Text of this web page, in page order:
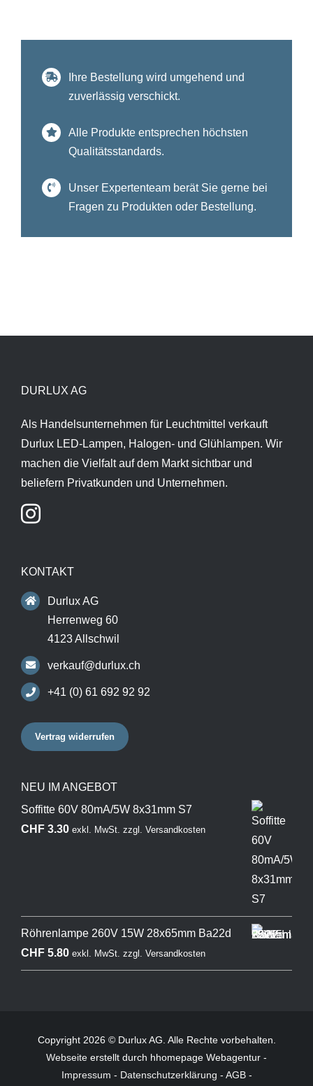
Ihre Bestellung wird umgehend und
zuverlässig verschickt.
Alle Produkte entsprechen höchsten
Qualitätsstandards.
Unser Expertenteam berät Sie gerne bei
Fragen zu Produkten oder Bestellung.
DURLUX AG
Als Handelsunternehmen für Leuchtmittel verkauft
Durlux LED-Lampen, Halogen- und Glühlampen. Wir
machen die Vielfalt auf dem Markt sichtbar und
beliefern Privatkunden und Unternehmen.
KONTAKT
Durlux AG
Herrenweg 60
4123 Allschwil
verkauf@durlux.ch
+41 (0) 61 692 92 92
Vertrag widerrufen
NEU IM ANGEBOT
Soffitte 60V 80mA/5W 8x31mm S7
CHF3.30 exkl. MwSt. zzgl. Versandkosten
Röhrenlampe 260V 15W 28x65mm Ba22d
CHF5.80 exkl. MwSt. zzgl. Versandkosten
Copyright 2026 © Durlux AG. Alle Rechte vorbehalten.
Webseite erstellt durch hhomepage Webagentur -
Impressum - Datenschutzerklärung - AGB-